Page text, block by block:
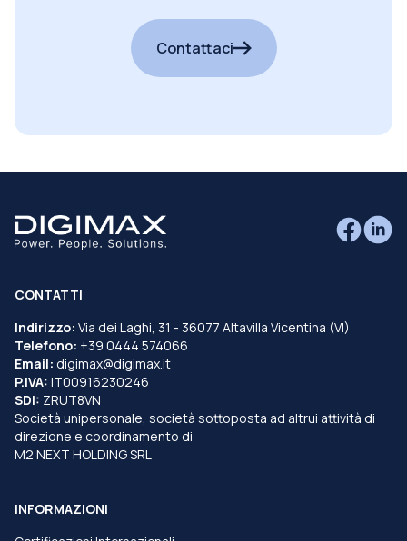
Contattaci
CONTATTI
Indirizzo: Via dei Laghi, 31 - 36077 Altavilla Vicentina (VI)
Telefono: +39 0444 574066
Email: digimax@digimax.it
P.IVA: IT00916230246
SDI: ZRUT8VN
Società unipersonale, società sottoposta ad altrui attività di
direzione e coordinamento di
M2 NEXT HOLDING SRL
INFORMAZIONI